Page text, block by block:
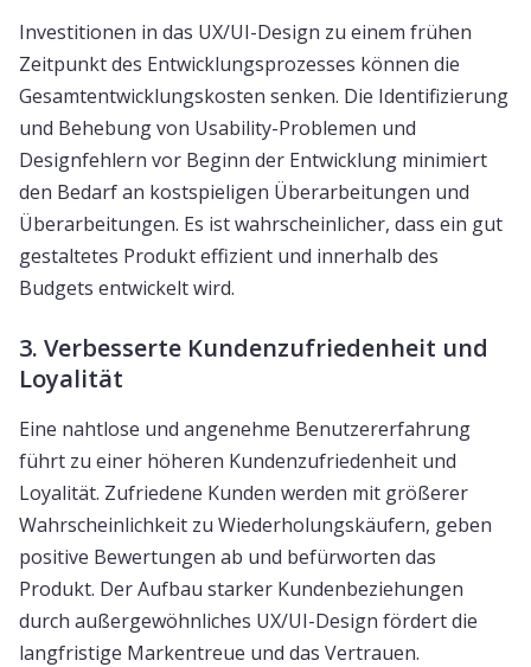
Investitionen in das UX/UI-Design zu einem frühen
Zeitpunkt des Entwicklungsprozesses können die
Gesamtentwicklungskosten senken. Die Identifizierung
und Behebung von Usability-Problemen und
Designfehlern vor Beginn der Entwicklung minimiert
den Bedarf an kostspieligen Überarbeitungen und
Überarbeitungen. Es ist wahrscheinlicher, dass ein gut
gestaltetes Produkt effizient und innerhalb des
Budgets entwickelt wird.
3. Verbesserte Kundenzufriedenheit und
Loyalität
Eine nahtlose und angenehme Benutzererfahrung
führt zu einer höheren Kundenzufriedenheit und
Loyalität. Zufriedene Kunden werden mit größerer
Wahrscheinlichkeit zu Wiederholungskäufern, geben
positive Bewertungen ab und befürworten das
Produkt. Der Aufbau starker Kundenbeziehungen
durch außergewöhnliches UX/UI-Design fördert die
langfristige Markentreue und das Vertrauen.